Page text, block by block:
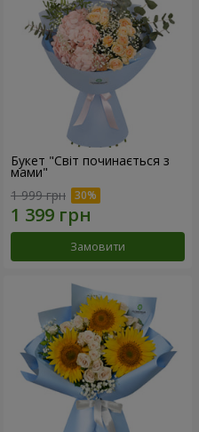
Букет "Світ починається з
мами"
1 999 грн
Замовити